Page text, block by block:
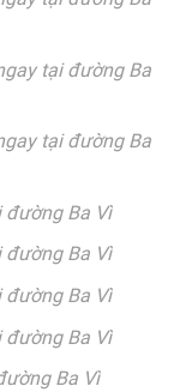
tại đường Ba
tại đường Ba
đường Ba Vì
đường Ba Vì
đường Ba Vì
đường Ba Vì
Ba Vì